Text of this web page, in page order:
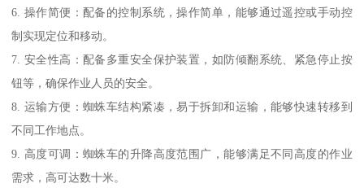
6. 操作简便：配备的控制系统，操作简单，能够通过遥控或手动控
制实现定位和移动。
7. 安全性高：配备多重安全保护装置，如防倾翻系统、紧急停止按
钮等，确保作业人员的安全。
8. 运输方便：蜘蛛车结构紧凑，易于拆卸和运输，能够快速转移到
不同工作地点。
9. 高度可调：蜘蛛车的升降高度范围广，能够满足不同高度的作业
需求，高可达数十米。